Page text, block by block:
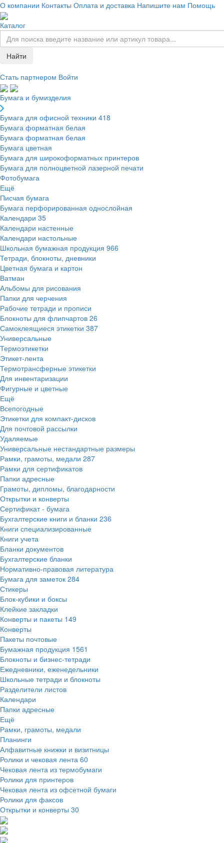
О компании Контакты Оплата и доставка Напишите нам Помощь
Каталог
Найти
Стать партнером Войти
Бумага и бумизделия
Бумага для офисной техники 418
Бумага форматная белая
Бумага форматная белая
Бумага цветная
Бумага для широкоформатных принтеров
Бумага для полноцветной лазерной печати
Фотобумага
Ещё
Писчая бумага
Бумага перфорированная однослойная
Календари 35
Календари настенные
Календари настольные
Школьная бумажная продукция 966
Тетради, блокноты, дневники
Цветная бумага и картон
Ватман
Альбомы для рисования
Папки для черчения
Рабочие тетради и прописи
Блокноты для флипчартов 26
Самоклеящиеся этикетки 387
Универсальные
Термоэтикетки
Этикет-лента
Термотрансферные этикетки
Для инвентаризации
Фигурные и цветные
Ещё
Всепогодные
Этикетки для компакт-дисков
Для почтовой рассылки
Удаляемые
Универсальные нестандартные размеры
Рамки, грамоты, медали 287
Рамки для сертификатов
Папки адресные
Грамоты, дипломы, благодарности
Открытки и конверты
Сертификат - бумага
Бухгалтерские книги и бланки 236
Книги специализированные
Книги учета
Бланки документов
Бухгалтерские бланки
Нормативно-правовая литература
Бумага для заметок 284
Стикеры
Блок-кубики и боксы
Клейкие закладки
Конверты и пакеты 149
Конверты
Пакеты почтовые
Бумажная продукция 1561
Блокноты и бизнес-тетради
Ежедневники, еженедельники
Школьные тетради и блокноты
Разделители листов
Календари
Папки адресные
Ещё
Рамки, грамоты, медали
Планинги
Алфавитные книжки и визитницы
Ролики и чековая лента 60
Чековая лента из термобумаги
Ролики для принтеров
Чековая лента из офсетной бумаги
Ролики для факсов
Открытки и конверты 30